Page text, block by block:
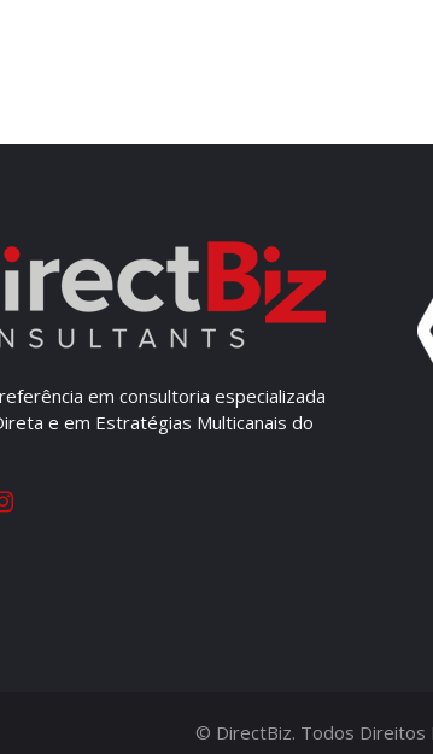
em consultoria especializada
e em Estratégias Multicanais do
© DirectBiz. Todos Direitos